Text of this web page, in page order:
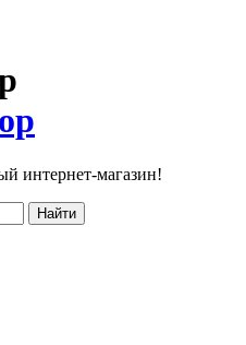
интернет-магазин!